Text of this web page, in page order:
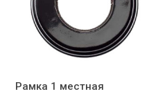
Рамка 1 местная